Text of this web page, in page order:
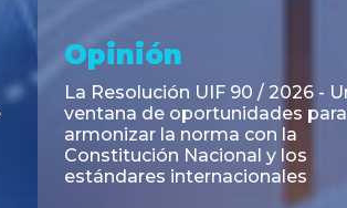
Asesoramiento y
Transacciones
Emisión de Obligaciones
Negociables Clase E de Central
Puerto S.A. por un Valor Nominal
de U$S 98.897.303